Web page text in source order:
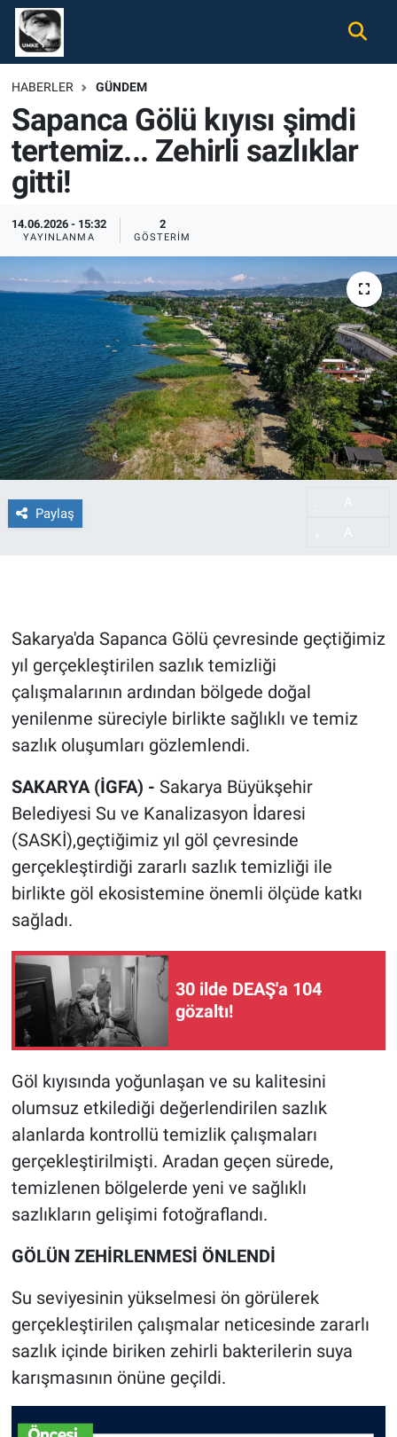
HABERLER GÜNDEM
Sapanca Gölü kıyısı şimdi
tertemiz... Zehirli sazlıklar
gitti!
14.06.2026 - 15:32
YAYINLANMA
2
GÖSTERIM
Paylaş
Sakarya'da Sapanca Gölü çevresinde geçtiğimiz
yıl gerçekleştirilen sazlık temizliği
çalışmalarının ardından bölgede doğal
yenilenme süreciyle birlikte sağlıklı ve temiz
sazlık oluşumları gözlemlendi.
SAKARYA (İGFA) - Sakarya Büyükşehir
Belediyesi Su ve Kanalizasyon İdaresi
(SASKİ),geçtiğimiz yıl göl çevresinde
gerçekleştirdiği zararlı sazlık temizliği ile
birlikte göl ekosistemine önemli ölçüde katkı
sağladı.
30 ilde DEAŞ'a 104
gözaltı!
Göl kıyısında yoğunlaşan ve su kalitesini
olumsuz etkilediği değerlendirilen sazlık
alanlarda kontrollü temizlik çalışmaları
gerçekleştirilmişti. Aradan geçen sürede,
temizlenen bölgelerde yeni ve sağlıklı
sazlıkların gelişimi fotoğraflandı.
GÖLÜN ZEHİRLENMESİ ÖNLENDİ
Su seviyesinin yükselmesi ön görülerek
gerçekleştirilen çalışmalar neticesinde zararlı
sazlık içinde biriken zehirli bakterilerin suya
karışmasının önüne geçildi.
Gündem
Ekonomi
Spor
Tüm Haberler
İletişim
Künye
Nöbetçi Eczaneler
Hava Durumu
Namaz Vakitleri
Süper Lig Puan Durumu ve Fikstür
Tüm Manşetler
Son Dakika Haberleri
Haber Arşivi